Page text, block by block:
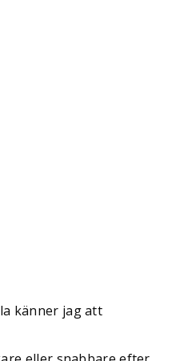
känner jag att